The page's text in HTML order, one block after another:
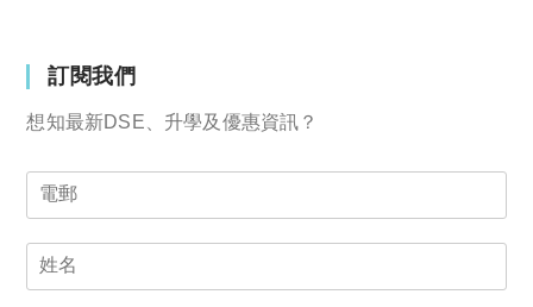
訂閱我們
想知最新DSE、升學及優惠資訊？